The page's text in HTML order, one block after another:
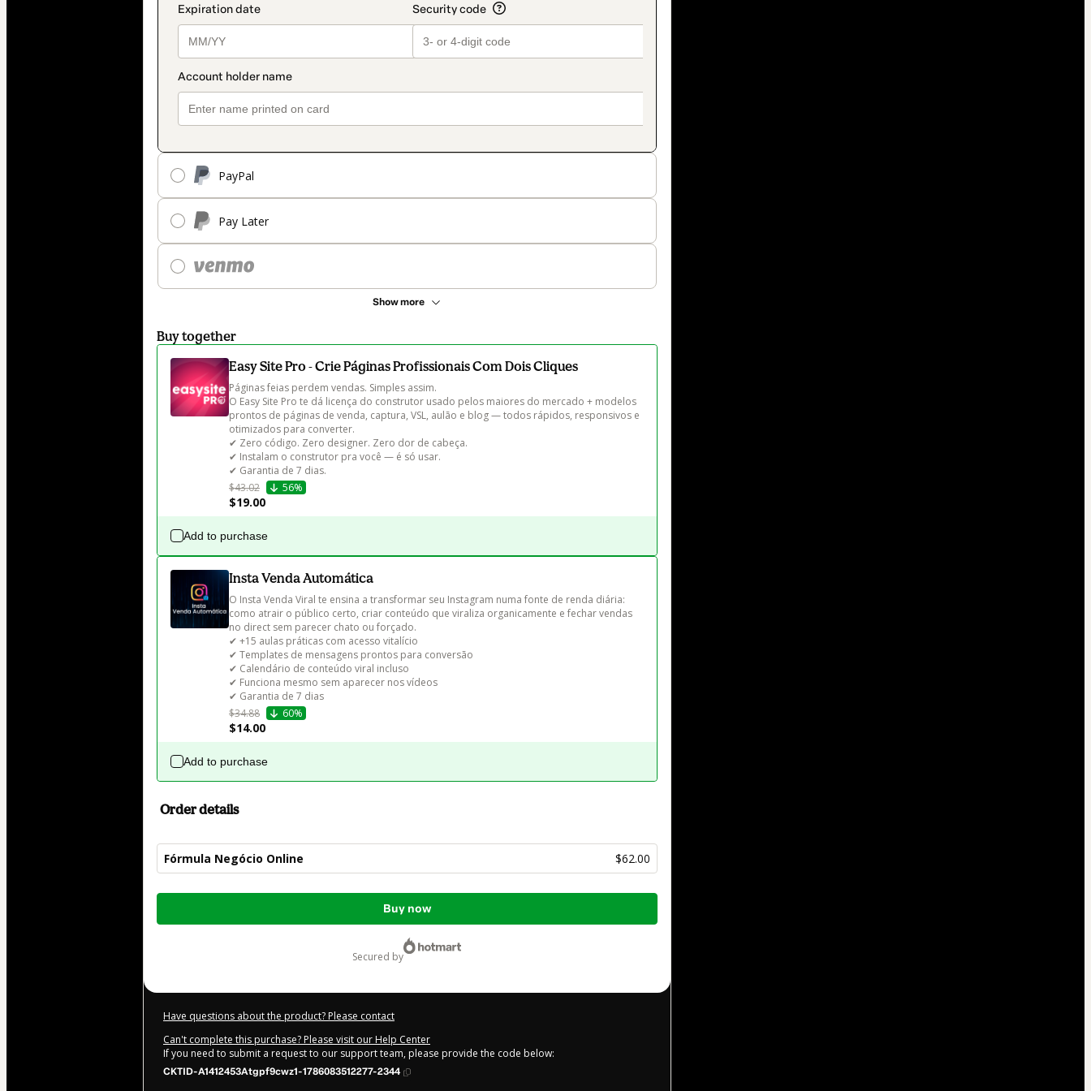
PayPal
Pay Later
Show more
Buy together
Easy Site Pro - Crie Páginas Profissionais Com Dois Cliques
Páginas feias perdem vendas. Simples assim.
O Easy Site Pro te dá licença do construtor usado pelos maiores do mercado + modelos
prontos de páginas de venda, captura, VSL, aulão e blog — todos rápidos, responsivos e
otimizados para converter.
✔ Zero código. Zero designer. Zero dor de cabeça.
✔ Instalam o construtor pra você — é só usar.
✔ Garantia de 7 dias.
$43.02
56%
$19.00
Add to purchase
Insta Venda Automática
O Insta Venda Viral te ensina a transformar seu Instagram numa fonte de renda diária:
como atrair o público certo, criar conteúdo que viraliza organicamente e fechar vendas
no direct sem parecer chato ou forçado.
✔ +15 aulas práticas com acesso vitalício
✔ Templates de mensagens prontos para conversão
✔ Calendário de conteúdo viral incluso
✔ Funciona mesmo sem aparecer nos vídeos
✔ Garantia de 7 dias
$34.88
60%
$14.00
Add to purchase
Order details
Fórmula Negócio Online $62.00
Total
Buy now
secured by
Have questions about the product? Please contact
Can't complete this purchase? Please visit our Help Center
If you need to submit a request to our support team, please provide the code below:
CKTID-A1412453Atgpf9cwz1-1786083512277-2344